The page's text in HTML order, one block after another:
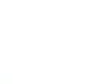
tatlar